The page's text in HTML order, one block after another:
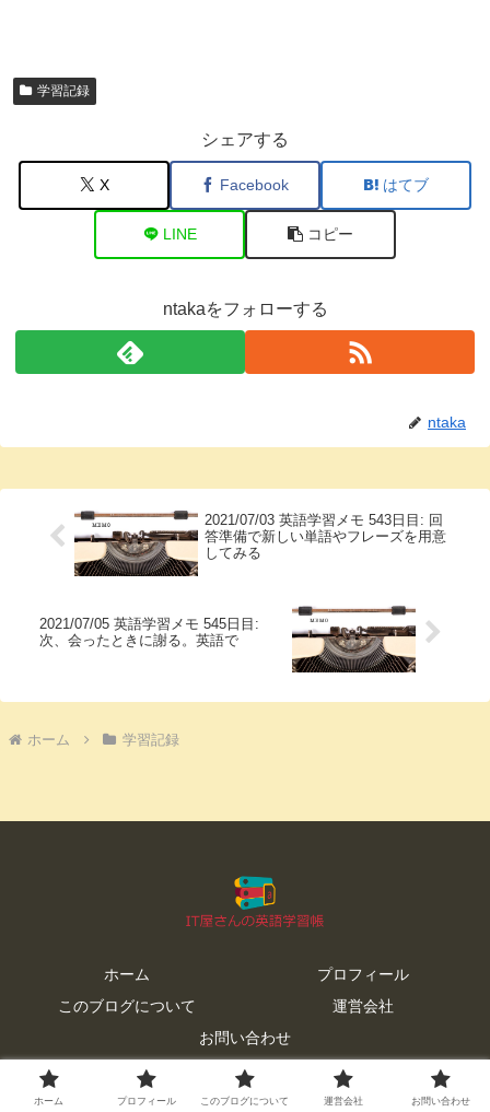
学習記録
シェアする
X Facebook はてブ
LINE コピー
ntakaをフォローする
ntaka
2021/07/03 英語学習メモ 543日目: 回
答準備で新しい単語やフレーズを用意
してみる
2021/07/05 英語学習メモ 545日目:
次、会ったときに謝る。英語で
ホーム 学習記録
ホーム
プロフィール
このブログについて
運営会社
お問い合わせ
© 2019 IT屋さんの英語学習帳.
ホーム プロフィール このブログについて 運営会社 お問い合わせ